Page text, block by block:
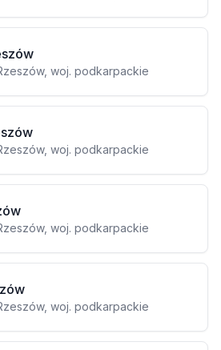
woj. podkarpackie
woj. podkarpackie
woj. podkarpackie
woj. podkarpackie